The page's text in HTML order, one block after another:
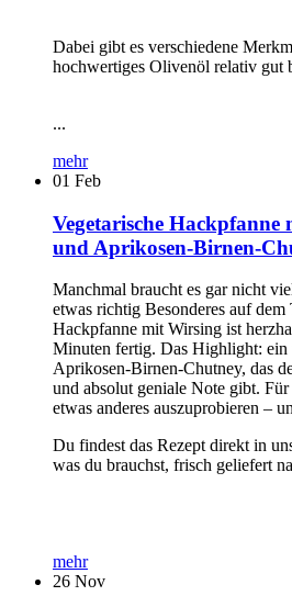
Dabei gibt es verschiedene
hochwertiges Olivenöl relativ gut
...
mehr
01 Feb
Vegetarische Hackpfanne
und Aprikosen-Birnen-
Manchmal braucht es gar nicht
etwas richtig Besonderes auf dem
Hackpfanne mit Wirsing ist
Minuten fertig. Das Highlight: ein
Aprikosen-Birnen-Chutney, das
und absolut geniale Note gibt.
etwas anderes auszuprobieren –
Du findest das Rezept direkt in
was du brauchst, frisch geliefert
mehr
26 Nov